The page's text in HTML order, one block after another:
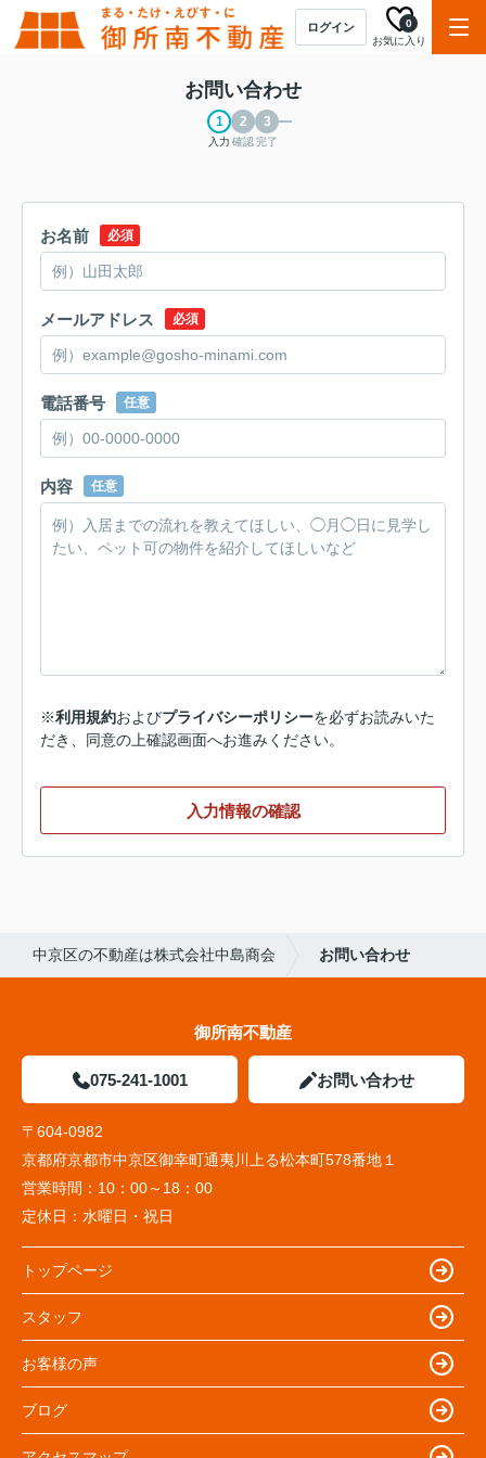
ログイン
お気に入り
0
お問い合わせ
入力 確認完了
お名前 必須
メールアドレス 必須
電話番号 任意
内容 任意
※利用規約およびプライバシーポリシーを必ずお読みいた
だき、同意の上確認画面へお進みください。
入力情報の確認
中京区の不動産は株式会社中島商会 お問い合わせ
御所南不動産
075-241-1001 お問い合わせ
〒604-0982
京都府京都市中京区御幸町通夷川上る松本町578番地１
営業時間： 10：00～18：00
定休日： 水曜日・祝日
トップページ
スタッフ
お客様の声
ブログ